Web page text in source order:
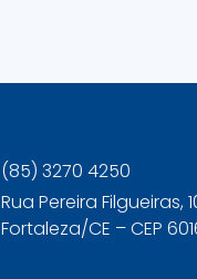
(85) 3270 4250
Rua Pereira Filgueiras,
Fortaleza/CE – CEP